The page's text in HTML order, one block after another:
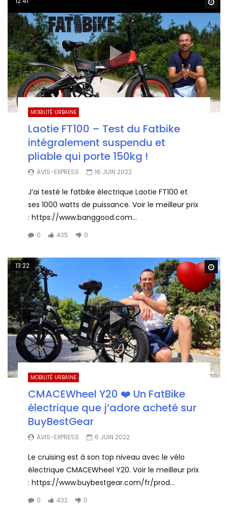
MOBILITÉ URBAINE
Laotie FT100 – Test du Fatbike
intégralement suspendu et
pliable qui porte 150kg !
AVIS-EXPRESS 16 JUIN 2022
J’ai testé le fatbike électrique Laotie FT100 et
ses 1000 watts de puissance. Voir le meilleur prix
: https://www.banggood.com...
0 435 0
13:22
MOBILITÉ URBAINE
CMACEWheel Y20 ❤️ Un FatBike
électrique que j’adore acheté sur
BuyBestGear
AVIS-EXPRESS 6 JUIN 2022
Le cruising est à son top niveau avec le vélo
électrique CMACEWheel Y20. Voir le meilleur prix
: https://www.buybestgear.com/fr/prod...
0 432 0